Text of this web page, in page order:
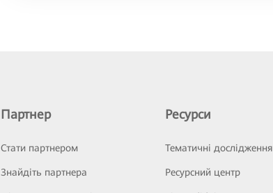
Партнер
Стати партнером
Знайдіть партнера
Ресурси
Тематичні дослідження
Ресурсний центр